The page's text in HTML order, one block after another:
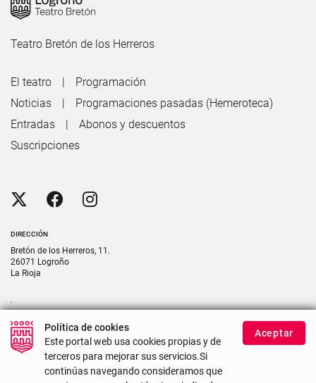
Teatro Bretón de los Herreros
DIRECCIÓN
Bretón de los Herreros, 11.
26071 Logroño
La Rioja
.
CONTACTO
Contacte con nosotros si necesita más información
El teatro
Programación
Noticias
Programaciones pasadas (Hemeroteca)
Entradas
Abonos y descuentos
Suscripciones
Política de cookies
Este portal web usa cookies propias y de
terceros para mejorar sus servicios.Si
continúas navegando consideramos que
Aceptar